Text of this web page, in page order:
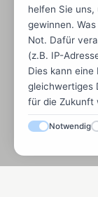
helfen Sie
gewinnen.
Not. Dafür
(z.B. IP-
Dies kann
gleichwertiges
für die Zukunft
Notwendig